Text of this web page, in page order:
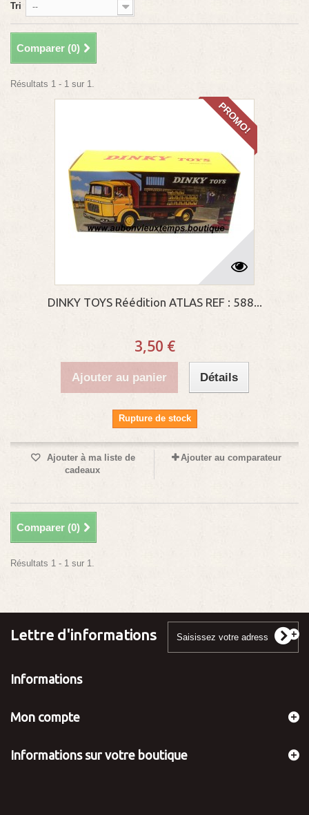
Tri --
Comparer (0)
Résultats 1 - 1 sur 1.
PROMO!
DINKY TOYS Réédition ATLAS REF : 588...
3,50 €
Ajouter au panier Détails
Rupture de stock
Ajouter à ma liste de
cadeaux
Ajouter au comparateur
Comparer (0)
Résultats 1 - 1 sur 1.
Lettre d'informations
Informations
Mon compte
Informations sur votre boutique